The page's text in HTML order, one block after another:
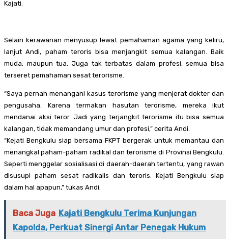
Kajati.
Selain kerawanan menyusup lewat pemahaman agama yang keliru,
lanjut Andi, paham teroris bisa menjangkit semua kalangan. Baik
muda, maupun tua. Juga tak terbatas dalam profesi, semua bisa
terseret pemahaman sesat terorisme.
“Saya pernah menangani kasus terorisme yang menjerat dokter dan
pengusaha. Karena termakan hasutan terorisme, mereka ikut
mendanai aksi teror. Jadi yang terjangkit terorisme itu bisa semua
kalangan, tidak memandang umur dan profesi,” cerita Andi.
“Kejati Bengkulu siap bersama FKPT bergerak untuk memantau dan
menangkal paham-paham radikal dan terorisme di Provinsi Bengkulu.
Seperti menggelar sosialisasi di daerah-daerah tertentu, yang rawan
disusupi paham sesat radikalis dan teroris. Kejati Bengkulu siap
dalam hal apapun,” tukas Andi.
Baca Juga Kajati Bengkulu Terima Kunjungan
Kapolda, Perkuat Sinergi Antar Penegak Hukum